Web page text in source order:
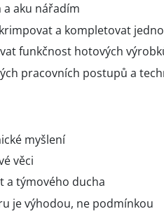
aku nářadím
a kompletovat
funkčnost hotových
pracovních postupů a
myšlení
věci
a týmového ducha
je výhodou, ne podmínkou